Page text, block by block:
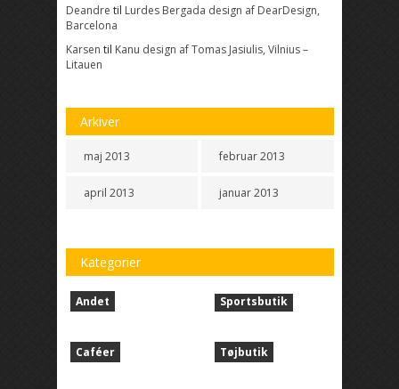
Deandre til Lurdes Bergada design af DearDesign,
Barcelona
Karsen til Kanu design af Tomas Jasiulis, Vilnius –
Litauen
Arkiver
maj 2013
april 2013
februar 2013
januar 2013
Kategorier
Andet
Caféer
Sportsbutik
Tøjbutik